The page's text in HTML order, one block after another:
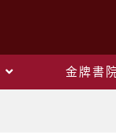
金牌書